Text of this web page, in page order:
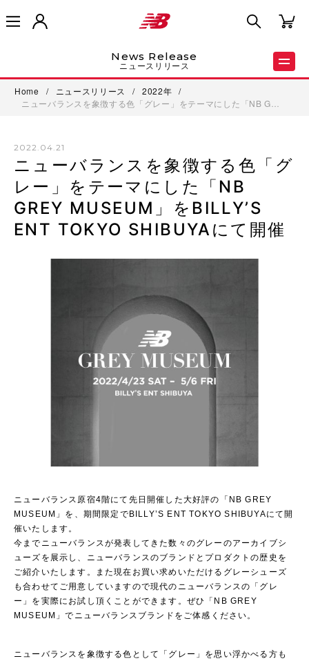
News Release
ニュースリリース
Home / ニュースリリース / 2022年
/
ニューバランスを象徴する色「グレー」をテーマにした「NB G…
2022.04.21
ニューバランスを象徴する色「グ
レー」をテーマにした「NB
GREY MUSEUM」をBILLY’S
ENT TOKYO SHIBUYAにて開催
ニューバランス原宿4階にて先日開催した大好評の「NB GREY
MUSEUM」を、期間限定でBILLY’S ENT TOKYO SHIBUYAにて開
催いたします。
今までニューバランスが発表してきた数々のグレーのアーカイブシ
ューズを展示し、ニューバランスのブランドとプロダクトの歴史を
ご紹介いたします。また現在お買い求めいただけるグレーシューズ
も合わせてご用意していますので現代のニューバランスの「グレ
ー」を実際にお試し頂くことができます。ぜひ「NB GREY
MUSEUM」でニューバランスブランドをご体感ください。
ニューバランスを象徴する色として「グレー」を思い浮かべる方も